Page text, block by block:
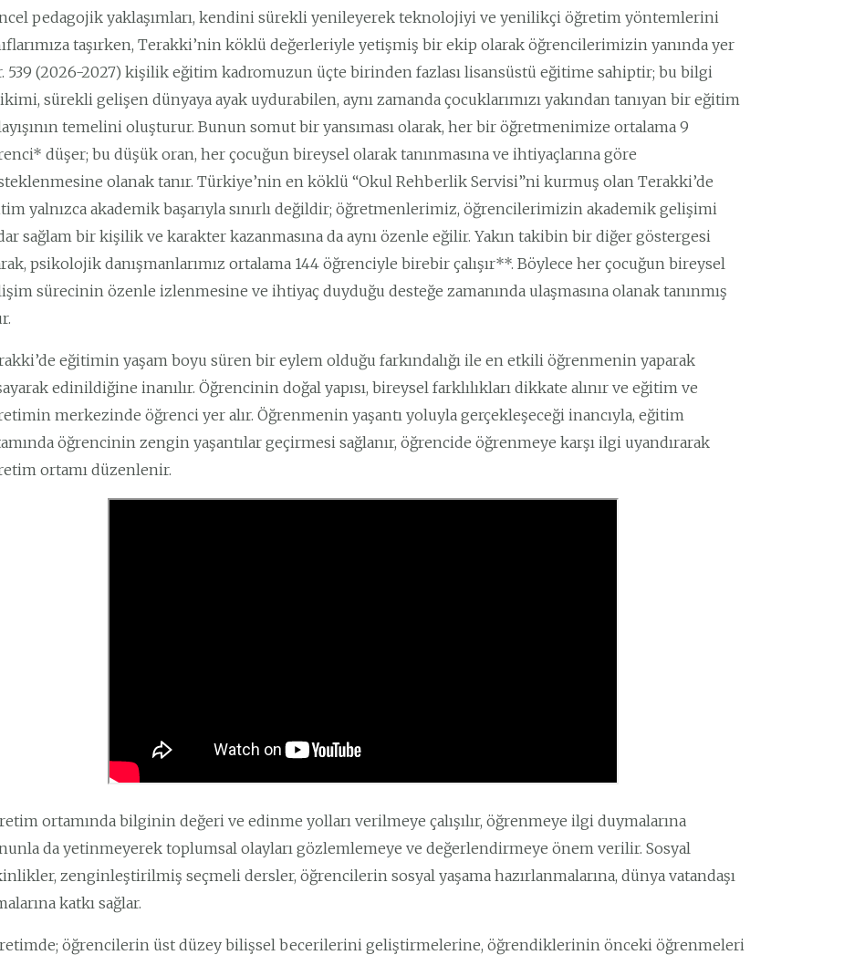
pedagojik yaklaşımları, kendini sürekli yenileyerek teknolojiyi ve yenilikçi öğretim yöntemlerini
taşırken, Terakki’nin köklü değerleriyle yetişmiş bir ekip olarak öğrencilerimizin yanında yer
539 (2026-2027) kişilik eğitim kadromuzun üçte birinden fazlası lisansüstü eğitime sahiptir; bu bilgi
sürekli gelişen dünyaya ayak uydurabilen, aynı zamanda çocuklarımızı yakından tanıyan bir eğitim
temelini oluşturur. Bunun somut bir yansıması olarak, her bir öğretmenimize ortalama 9
düşer; bu düşük oran, her çocuğun bireysel olarak tanınmasına ve ihtiyaçlarına göre
olanak tanır. Türkiye’nin en köklü “Okul Rehberlik Servisi”ni kurmuş olan Terakki’de
yalnızca akademik başarıyla sınırlı değildir; öğretmenlerimiz, öğrencilerimizin akademik gelişimi
sağlam bir kişilik ve karakter kazanmasına da aynı özenle eğilir. Yakın takibin bir diğer göstergesi
psikolojik danışmanlarımız ortalama 144 öğrenciyle birebir çalışır**. Böylece her çocuğun bireysel
sürecinin özenle izlenmesine ve ihtiyaç duyduğu desteğe zamanında ulaşmasına olanak tanınmış
eğitimin yaşam boyu süren bir eylem olduğu farkındalığı ile en etkili öğrenmenin yaparak
edinildiğine inanılır. Öğrencinin doğal yapısı, bireysel farklılıkları dikkate alınır ve eğitim ve
merkezinde öğrenci yer alır. Öğrenmenin yaşantı yoluyla gerçekleşeceği inancıyla, eğitim
öğrencinin zengin yaşantılar geçirmesi sağlanır, öğrencide öğrenmeye karşı ilgi uyandırarak
ortamı düzenlenir.
ortamında bilginin değeri ve edinme yolları verilmeye çalışılır, öğrenmeye ilgi duymalarına
da yetinmeyerek toplumsal olayları gözlemlemeye ve değerlendirmeye önem verilir. Sosyal
zenginleştirilmiş seçmeli dersler, öğrencilerin sosyal yaşama hazırlanmalarına, dünya vatandaşı
katkı sağlar.
öğrencilerin üst düzey bilişsel becerilerini geliştirmelerine, öğrendiklerinin önceki öğrenmeleri